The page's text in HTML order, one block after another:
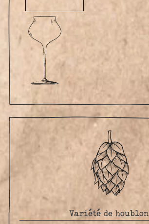
Variété de houblon